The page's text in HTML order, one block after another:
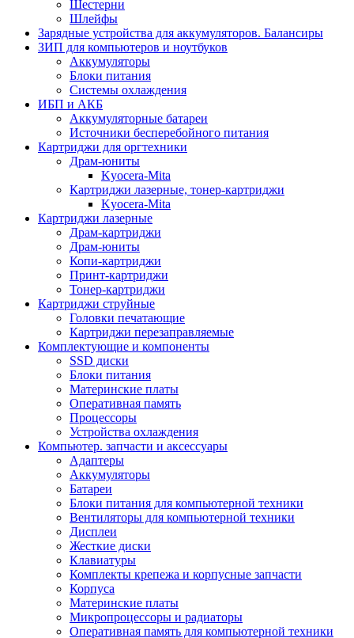
Шестерни
Шлейфы
Зарядные устройства для аккумуляторов. Балансиры
ЗИП для компьютеров и ноутбуков
Аккумуляторы
Блоки питания
Системы охлаждения
ИБП и АКБ
Аккумуляторные батареи
Источники бесперебойного питания
Картриджи для оргтехники
Драм-юниты
Kyocera-Mita
Картриджи лазерные, тонер-картриджи
Kyocera-Mita
Картриджи лазерные
Драм-картриджи
Драм-юниты
Копи-картриджи
Принт-картриджи
Тонер-картриджи
Картриджи струйные
Головки печатающие
Картриджи перезаправляемые
Комплектующие и компоненты
SSD диски
Блоки питания
Материнские платы
Оперативная память
Процессоры
Устройства охлаждения
Компьютер. запчасти и аксессуары
Адаптеры
Аккумуляторы
Батареи
Блоки питания для компьютерной техники
Вентиляторы для компьютерной техники
Дисплеи
Жесткие диски
Клавиатуры
Комплекты крепежа и корпусные запчасти
Корпуса
Материнские платы
Микропроцессоры и радиаторы
Оперативная память для компьютерной техники